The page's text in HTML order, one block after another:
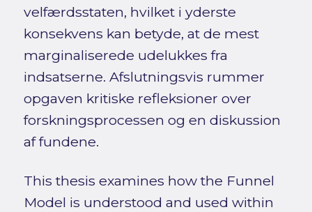
velfærdsstaten, hvilket i yderste
konsekvens kan betyde, at de mest
marginaliserede udelukkes fra
indsatserne. Afslutningsvis rummer
opgaven kritiske refleksioner over
forskningsprocessen og en diskussion
af fundene.
This thesis examines how the Funnel
Model is understood and used within